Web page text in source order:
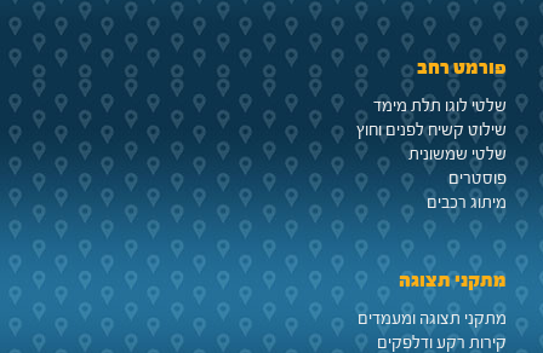
פורמט רחב
שלטי לוגו תלת מימד
שילוט קשיח לפנים וחוץ
שלטי שמשונית
פוסטרים
מיתוג רכבים
מתקני תצוגה
מתקני תצוגה ומעמדים
קירות רקע ודלפקים